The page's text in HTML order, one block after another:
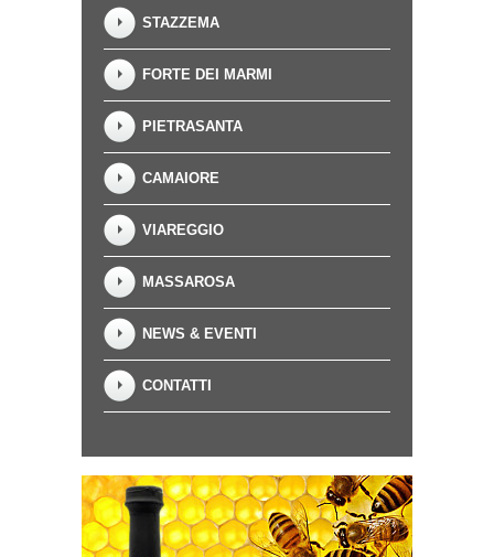
STAZZEMA
FORTE DEI MARMI
PIETRASANTA
CAMAIORE
VIAREGGIO
MASSAROSA
NEWS & EVENTI
CONTATTI